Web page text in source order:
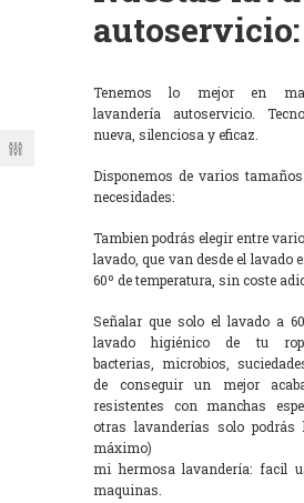
autoservicio:
Tenemos lo mejor en
lavandería autoservicio.
nueva, silenciosa y eficaz.
Disponemos de varios
necesidades:
Tambien podrás elegir entre
lavado, que van desde el lavado
60º de temperatura, sin coste
Señalar que solo el lavado a
lavado higiénico de tu
bacterias, microbios,
de conseguir un mejor
resistentes con manchas
otras lavanderías solo
máximo)
mi hermosa lavandería: facil
maquinas.